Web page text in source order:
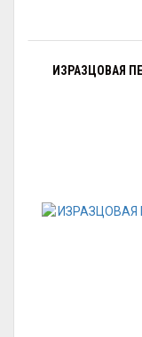
ИЗРАЗЦОВАЯ